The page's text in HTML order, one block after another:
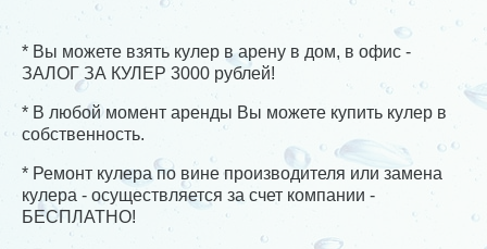
* Вы можете взять кулер в арену в дом, в офис -
ЗАЛОГ ЗА КУЛЕР 3000 рублей!
* В любой момент аренды Вы можете купить кулер в
собственность.
* Ремонт кулера по вине производителя или замена
кулера - осуществляется за счет компании -
БЕСПЛАТНО!